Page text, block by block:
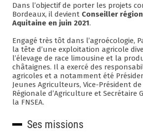
Dans l’objectif de porter les projets
Bordeaux, il devient Conseiller
Aquitaine en juin 2021.
Engagé très tôt dans l’agroécologie,
la tête d’une exploitation agricole
l’élevage de race limousine et la
châtaignes. Il a exercé des
agricoles et a notamment été
Jeunes Agriculteurs, Vice-Président
Régionale d’Agriculture et Secrétaire
la FNSEA.
Ses missions